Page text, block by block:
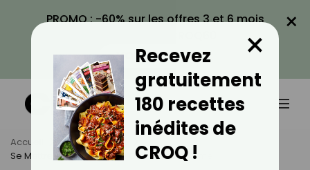
PROMO : -60% sur les offres 3 et 6 mois
VOIR LA PROMO
×
Accueil Actus
Sport
Se Mettre Au Sport Quand On Est Une Femme
Recevez
gratuitement
180 recettes
inédites de
CROQ !
×